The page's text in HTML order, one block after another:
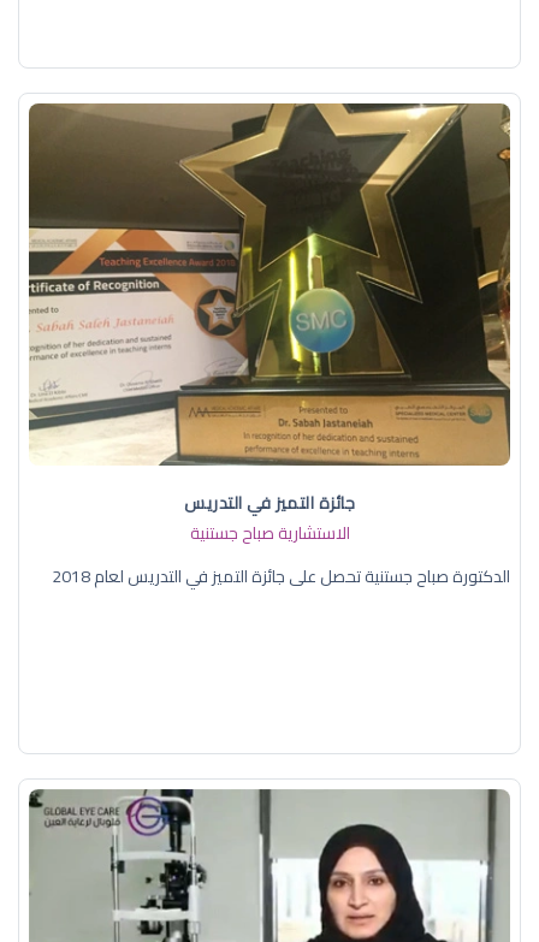
جائزة التميز في التدريس
الاستشارية صباح جستنية
الدكتورة صباح جستنية تحصل على جائزة التميز في التدريس لعام 2018